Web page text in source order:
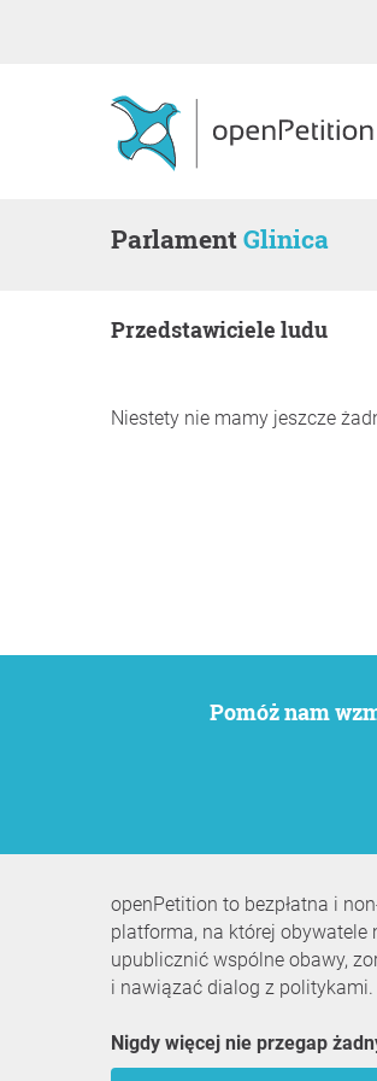
ParlamentGlinica
Przedstawiciele ludu
Niestety nie mamy jeszcze
Pomóż nam
openPetition to bezpłatna i
platforma, na której obywatele
upublicznić wspólne obawy,
i nawiązać dialog z politykami.
Nigdy więcej nie przegap